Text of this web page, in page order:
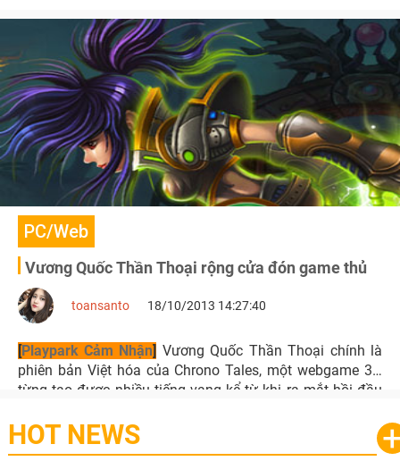
PC/Web
Vương Quốc Thần Thoại rộng cửa đón game thủ
toansanto 18/10/2013 14:27:40
[Playpark Cảm Nhận] Vương Quốc Thần Thoại chính là
phiên bản Việt hóa của Chrono Tales, một webgame 3D
từng tạo được nhiều tiếng vang kể từ khi ra mắt hồi đầu
HOT NEWS